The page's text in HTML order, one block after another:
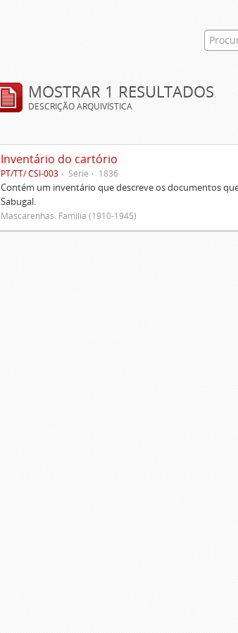
MOSTRAR 1 RESULTADOS
DESCRIÇÃO ARQUIVÍSTICA
Inventário do cartório
PT/TT/ CSI-003 Série 1836
Contém um inventário que descreve os documentos
Sabugal.
Mascarenhas. Família (1910-1945)